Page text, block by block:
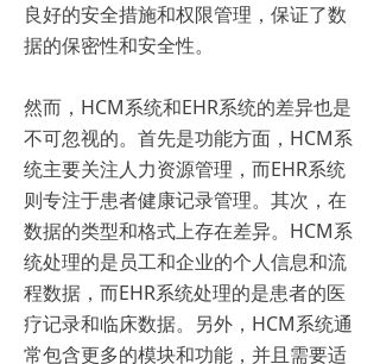
良好的安全措施和权限管理，保证了数
据的保密性和安全性。
然而，HCM系统和EHR系统的差异也是
不可忽视的。首先是功能方面，HCM系
统主要关注人力资源管理，而EHR系统
则专注于患者健康记录管理。其次，在
数据的类型和格式上存在差异。HCM系
统处理的是员工和企业的个人信息和流
程数据，而EHR系统处理的是患者的医
疗记录和临床数据。另外，HCM系统通
常包含更多的模块和功能，并且需要适